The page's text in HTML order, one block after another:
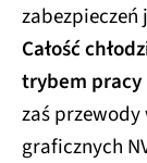
zabezpieczeń
Całość
trybem pracy
zaś
graficznych